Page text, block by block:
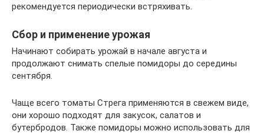
рекомендуется периодически встряхивать.
Сбор и применение урожая
Начинают собирать урожай в начале августа и
продолжают снимать спелые помидоры до середины
сентября.
Чаще всего томаты Стрега применяются в свежем виде,
они хорошо подходят для закусок, салатов и
бутербродов. Также помидоры можно использовать для